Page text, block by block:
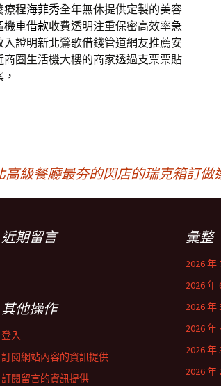
療程海菲秀全年無休提供定製的美容
機車借款收費透明注重保密高效率急
入證明新北鶯歌借錢管道網友推薦安
圏生活機大樓的商家透過支票票貼
高級餐廳最夯的閃店的瑞克箱訂
近期留言 彙整
2026 年
2026 年
2026 年
2026 年
2026 年
2026 年
其他操作
登入
訂閱網站內容的資訊提供
訂閱留言的資訊提供